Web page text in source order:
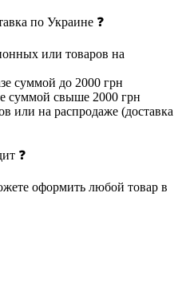
по Украине ❓
или товаров на
суммой до 2000 грн
суммой свыше 2000 грн
или на распродаже (доставка
❓
оформить любой товар в